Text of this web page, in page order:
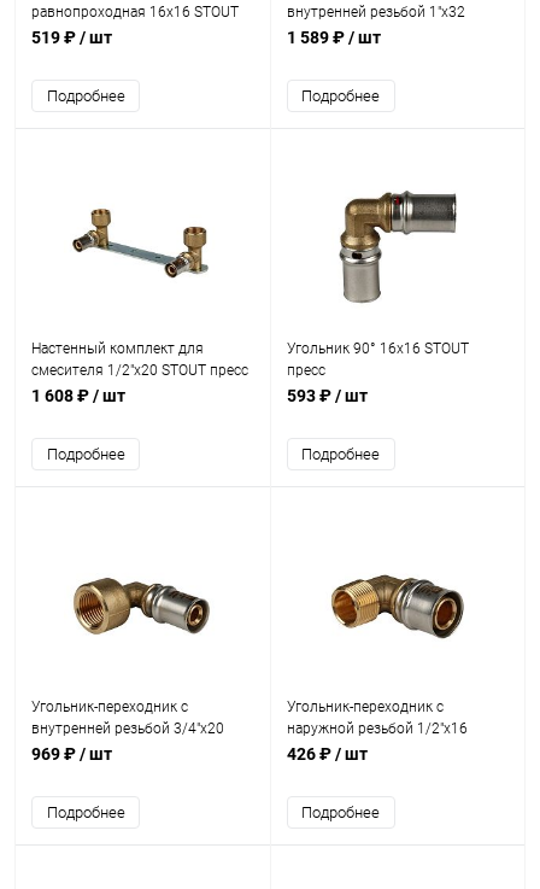
равнопроходная 16х16 STOUT
пресс
519 ₽/ шт
Подробнее
внутренней резьбой 1"х32
STOUT пресс
1 589 ₽/ шт
Подробнее
Настенный комплект для
смесителя 1/2"x20 STOUT пресс
1 608 ₽/ шт
Подробнее
Угольник 90° 16х16 STOUT
пресс
593 ₽/ шт
Подробнее
Угольник-переходник с
внутренней резьбой 3/4"х20
STOUT пресс
969 ₽/ шт
Подробнее
Угольник-переходник с
наружной резьбой 1/2"х16
STOUT пресс
426 ₽/ шт
Подробнее